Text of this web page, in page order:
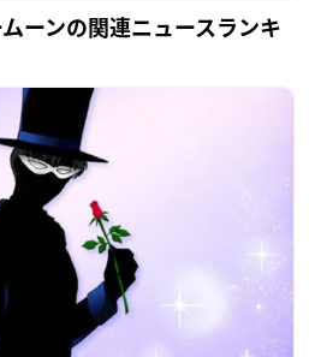
ーンの関連ニュースランキ